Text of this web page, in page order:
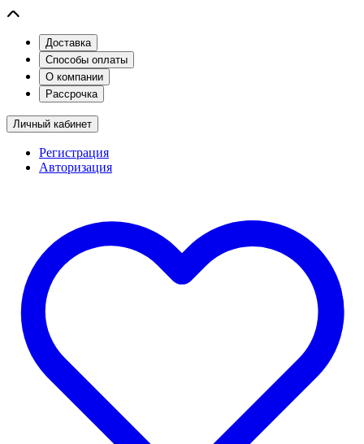
Доставка
Способы оплаты
О компании
Рассрочка
Личный кабинет
Регистрация
Авторизация